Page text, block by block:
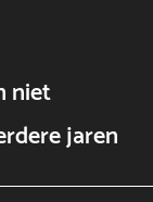
niet
jaren